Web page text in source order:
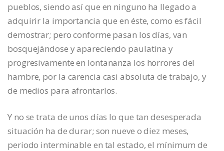
pueblos, siendo así que en ninguno ha llegado a
adquirir la importancia que en éste, como es fácil
demostrar; pero conforme pasan los días, van
bosquejándose y apareciendo paulatina y
progresivamente en lontananza los horrores del
hambre, por la carencia casi absoluta de trabajo, y
de medios para afrontarlos.
Y no se trata de unos días lo que tan desesperada
situación ha de durar; son nueve o diez meses,
periodo interminable en tal estado, el mínimum de